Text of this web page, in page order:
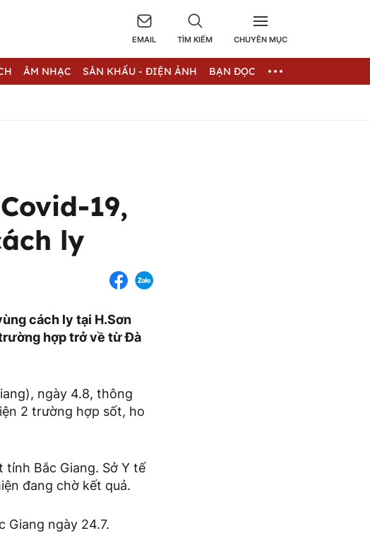
EMAIL TÌM KIẾM CHUYÊN MỤC
ÂM NHẠC SÂN KHẤU - ĐIỆN ẢNH BẠN ĐỌC
19,
ly
cách ly tại H.Sơn
hợp trở về từ Đà
ngày 4.8, thông
2 trường hợp sốt, ho
tỉnh Bắc Giang. Sở Y tế
đang chờ kết quả.
Giang ngày 24.7.